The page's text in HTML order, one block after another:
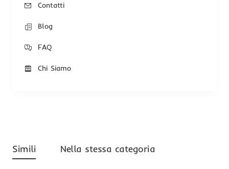
Contatti
Blog
FAQ
Chi Siamo
Simili Nella stessa categoria